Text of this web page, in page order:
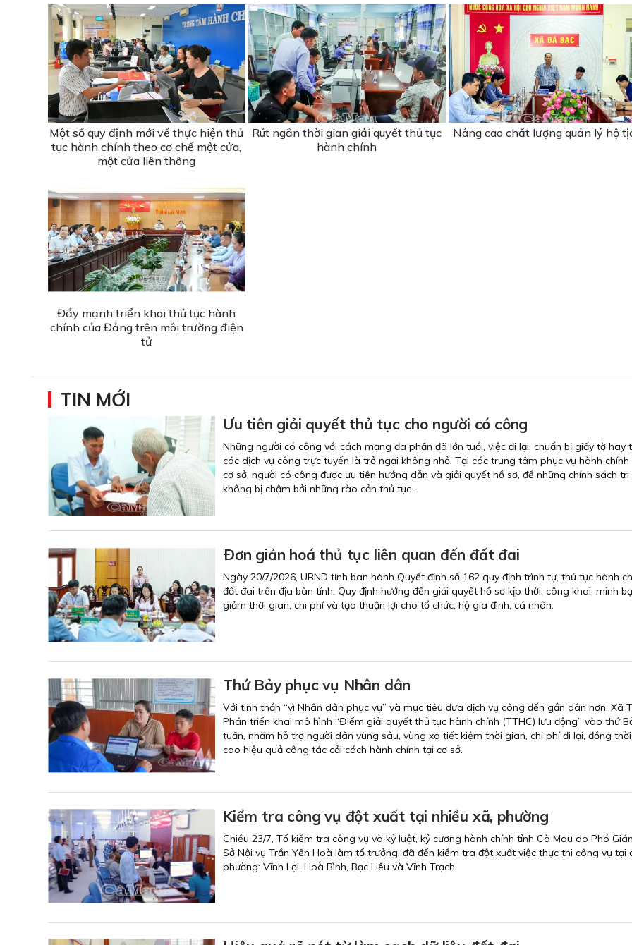
Một số quy định mới về thực hiện thủ
tục hành chính theo cơ chế một cửa,
một cửa liên thông
Rút ngắn thời gian giải quyết thủ tục
hành chính
Nâng cao chất lượng quản lý hộ
Đẩy mạnh triển khai thủ tục hành
chính của Đảng trên môi trường điện
tử
TIN MỚI
Ưu tiên giải quyết thủ tục cho người có công
Những người có công với cách mạng đa phần đã lớn tuổi, việc đi lại, chuẩn bị giấy tờ hay
các dịch vụ công trực tuyến là trở ngại không nhỏ. Tại các trung tâm phục vụ hành
cơ sở, người có công được ưu tiên hướng dẫn và giải quyết hồ sơ, để những chính sách tri
không bị chậm bởi những rào cản thủ tục.
Ðơn giản hoá thủ tục liên quan đến đất đai
Ngày 20/7/2026, UBND tỉnh ban hành Quyết định số 162 quy định trình tự, thủ tục hành
đất đai trên địa bàn tỉnh. Quy định hướng đến giải quyết hồ sơ kịp thời, công khai, minh
giảm thời gian, chi phí và tạo thuận lợi cho tổ chức, hộ gia đình, cá nhân.
Thứ Bảy phục vụ Nhân dân
Với tinh thần “vì Nhân dân phục vụ” và mục tiêu đưa dịch vụ công đến gần dân hơn, Xã
Phán triển khai mô hình “Điểm giải quyết thủ tục hành chính (TTHC) lưu động” vào thứ
tuần, nhằm hỗ trợ người dân vùng sâu, vùng xa tiết kiệm thời gian, chi phí đi lại, đồng
cao hiệu quả công tác cải cách hành chính tại cơ sở.
Kiểm tra công vụ đột xuất tại nhiều xã, phường
Chiều 23/7, Tổ kiểm tra công vụ và kỷ luật, kỷ cương hành chính tỉnh Cà Mau do Phó
Sở Nội vụ Trần Yến Hoà làm tổ trưởng, đã đến kiểm tra đột xuất việc thực thi công vụ tại
phường: Vĩnh Lợi, Hoà Bình, Bạc Liêu và Vĩnh Trạch.